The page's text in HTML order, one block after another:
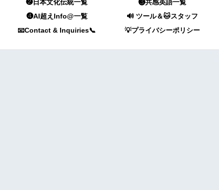
❷日本文化伝統一覧
❸共感英語一覧
❹AI超えInfo@一覧
🔊 ツール＆🐱スタッフ
📧Contact & Inquiries📞
💡プライバシーポリシー